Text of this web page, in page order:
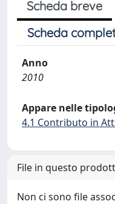
Scheda breve
Scheda
Anno
2010
Appare nelle
4.1 Contributo in
File in questo
Non ci sono file